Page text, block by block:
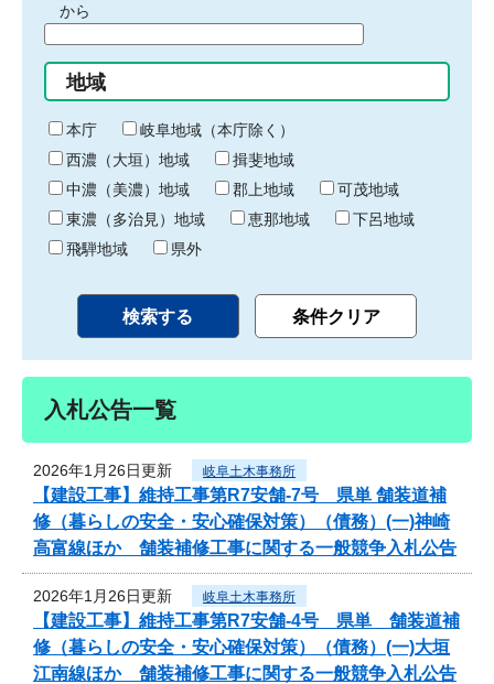
間
始
り
から
間
終
わ
り
地域
本庁
岐阜地域（本庁除く）
西濃（大垣）地域
揖斐地域
中濃（美濃）地域
郡上地域
可茂地域
東濃（多治見）地域
恵那地域
下呂地域
飛騨地域
県外
入札公告一覧
2026年1月26日更新 岐阜土木事務所
【建設工事】維持工事第R7安舗-7号 県単 舗装道補
修（暮らしの安全・安心確保対策）（債務）(一)神崎
高富線ほか 舗装補修工事に関する一般競争入札公告
2026年1月26日更新 岐阜土木事務所
【建設工事】維持工事第R7安舗-4号 県単 舗装道補
修（暮らしの安全・安心確保対策）（債務）(一)大垣
江南線ほか 舗装補修工事に関する一般競争入札公告